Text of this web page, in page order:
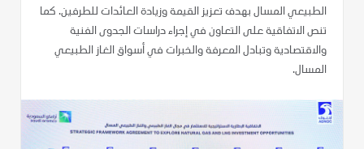
الطبيعي المسال بهدف تعزيز القيمة وزيادة العائدات للطرفين. كما
تنص الاتفاقية على التعاون في إجراء دراسات الجدوى الفنية
والاقتصادية وتبادل المعرفة والخبرات في أسواق الغاز الطبيعي
المسال.